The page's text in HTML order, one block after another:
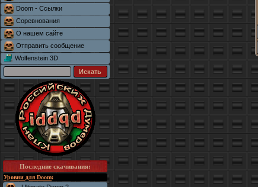
Doom - Ссылки
Соревнования
О нашем сайте
Отправить сообщение
Wolfenstein 3D
Последние скачивания:
Уровни для Doom: